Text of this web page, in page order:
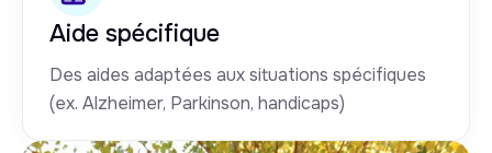
Aide spécifique
Des aides adaptées aux situations spécifiques
(ex. Alzheimer, Parkinson, handicaps)